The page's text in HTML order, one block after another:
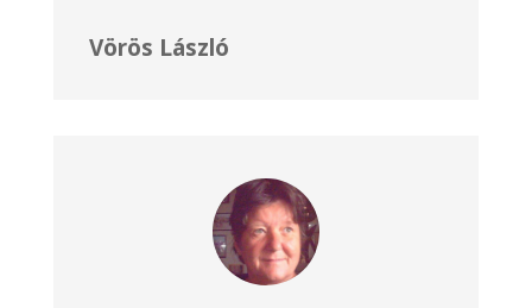
Vörös László